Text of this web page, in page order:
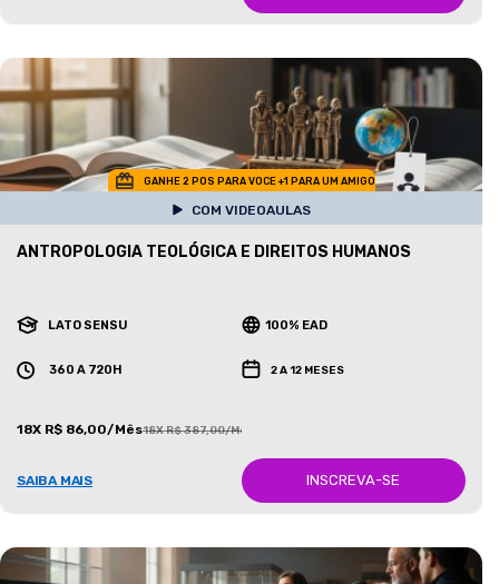
GANHE 2 POS PARA VOCE +1 PARA UM AMIGO
COM VIDEOAULAS
ANTROPOLOGIA TEOLÓGICA E DIREITOS HUMANOS
LATO SENSU 100% EAD
360 A 720H 2 A 12 MESES
18X R$ 86,00/Mês18X R$ 387,00/Mês
SAIBA MAIS INSCREVA-SE